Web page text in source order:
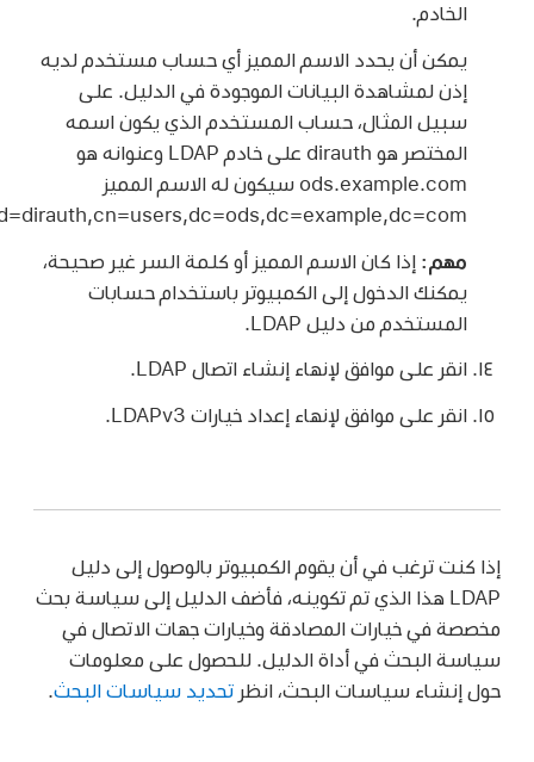
الخادم.
يمكن أن يحدد الاسم المميز أي حساب مستخدم لديه
إذن لمشاهدة البيانات الموجودة في الدليل. على
سبيل المثال، حساب المستخدم الذي يكون اسمه
المختصر هو dirauth على خادم LDAP وعنوانه هو
ods.example.com سيكون له الاسم المميز
uid=dirauth,cn=users,dc=ods,dc=example,dc=com.
مهم:إذا كان الاسم المميز أو كلمة السر غير صحيحة،
يمكنك الدخول إلى الكمبيوتر باستخدام حسابات
المستخدم من دليل LDAP.
انقر على موافق لإنهاء إنشاء اتصال LDAP.
انقر على موافق لإنهاء إعداد خيارات LDAPv3.
إذا كنت ترغب في أن يقوم الكمبيوتر بالوصول إلى دليل
LDAP هذا الذي تم تكوينه، فأضف الدليل إلى سياسة بحث
مخصصة في خيارات المصادقة وخيارات جهات الاتصال في
سياسة البحث في أداة الدليل. للحصول على معلومات
حول إنشاء سياسات البحث، انظر تحديد سياسات البحث.